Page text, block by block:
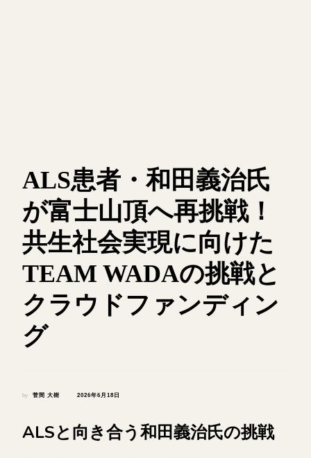
ALS患者・和田義治氏
が富士山頂へ再挑戦！
共生社会実現に向けた
TEAM WADAの挑戦と
クラウドファンディン
グ
by 菅間 大樹 2026年6月18日
ALSと向き合う和田義治氏の挑戦